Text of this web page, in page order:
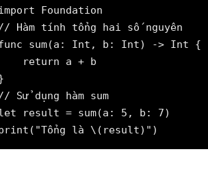
Foundation
Hàm tính tổng hai số nguyên
sum(a: Int, b: Int) -> Int {
return a + b
Sử dụng hàm sum
result = sum(a: 5, b: 7)
là \(result)")